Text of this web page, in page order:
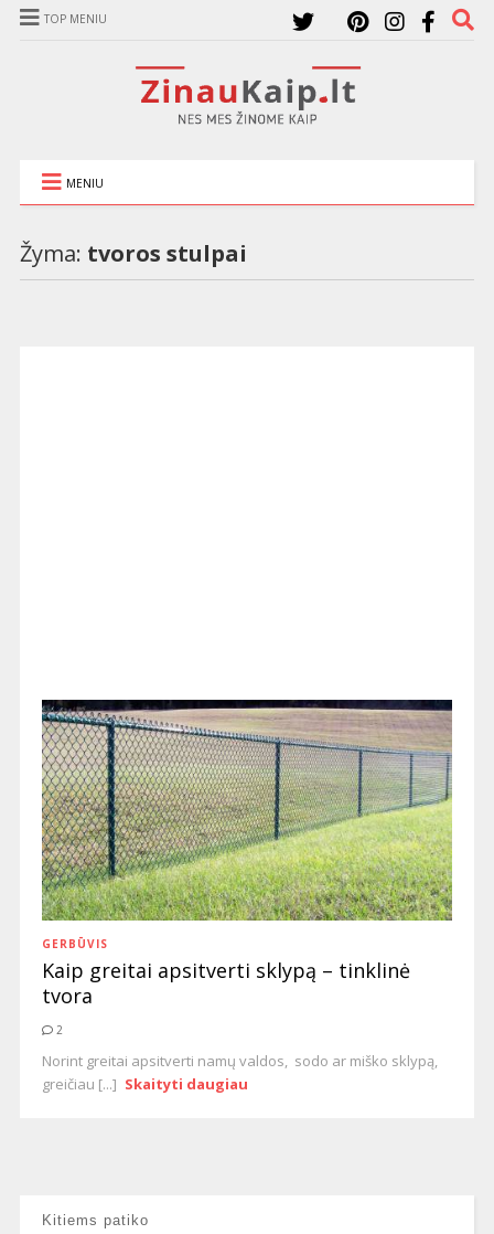
TOP MENIU
MENIU
Žyma: tvoros stulpai
GERBŪVIS
Kaip greitai apsitverti sklypą – tinklinė
tvora
2
Norint greitai apsitverti namų valdos, sodo ar miško sklypą,
greičiau [...] Skaityti daugiau
Kitiems patiko